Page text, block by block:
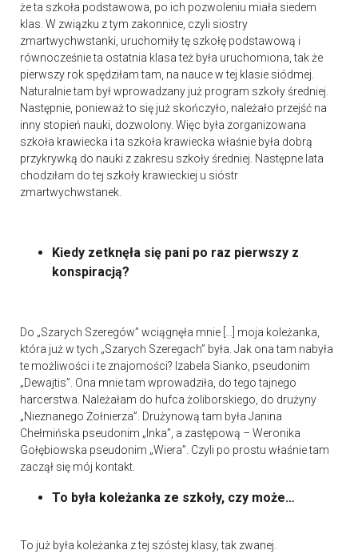
że ta szkoła podstawowa, po ich pozwoleniu miała siedem
klas. W związku z tym zakonnice, czyli siostry
zmartwychwstanki, uruchomiły tę szkołę podstawową i
równocześnie ta ostatnia klasa też była uruchomiona, tak że
pierwszy rok spędziłam tam, na nauce w tej klasie siódmej.
Naturalnie tam był wprowadzany już program szkoły średniej.
Następnie, ponieważ to się już skończyło, należało przejść na
inny stopień nauki, dozwolony. Więc była zorganizowana
szkoła krawiecka i ta szkoła krawiecka właśnie była dobrą
przykrywką do nauki z zakresu szkoły średniej. Następne lata
chodziłam do tej szkoły krawieckiej u sióstr
zmartwychwstanek.
Kiedy zetknęła się pani po raz pierwszy z
konspiracją?
Do „Szarych Szeregów” wciągnęła mnie […] moja koleżanka,
która już w tych „Szarych Szeregach” była. Jak ona tam nabyła
te możliwości i te znajomości? Izabela Sianko, pseudonim
„Dewajtis”. Ona mnie tam wprowadziła, do tego tajnego
harcerstwa. Należałam do hufca żoliborskiego, do drużyny
„Nieznanego Żołnierza”. Drużynową tam była Janina
Chełmińska pseudonim „Inka”, a zastępową – Weronika
Gołębiowska pseudonim „Wiera”. Czyli po prostu właśnie tam
zaczął się mój kontakt.
To była koleżanka ze szkoły, czy może…
To już była koleżanka z tej szóstej klasy, tak zwanej.